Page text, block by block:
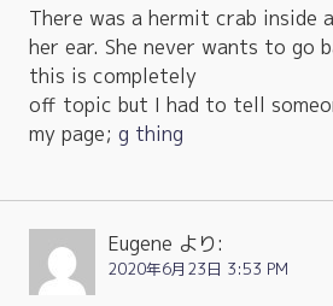
There was a hermit crab inside
her ear. She never wants to go
this is completely
off topic but I had to tell
my page; g thing
Eugene より:
2020年6月23日 3:53 PM